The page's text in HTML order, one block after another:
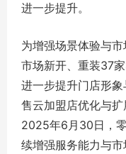
进一步提升。
为增强场景体验与
市场新开、重装37
进一步提升门店形
售云加盟店优化与
2025年6月30日，
续增强服务能力与市